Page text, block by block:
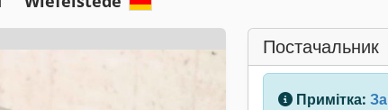
Постачальник
Примітка: